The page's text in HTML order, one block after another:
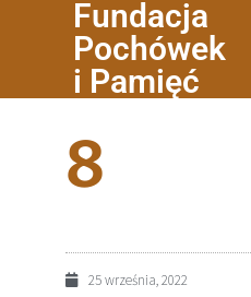
Fundacja
Pochówek
i Pamięć
8
25 września, 2022